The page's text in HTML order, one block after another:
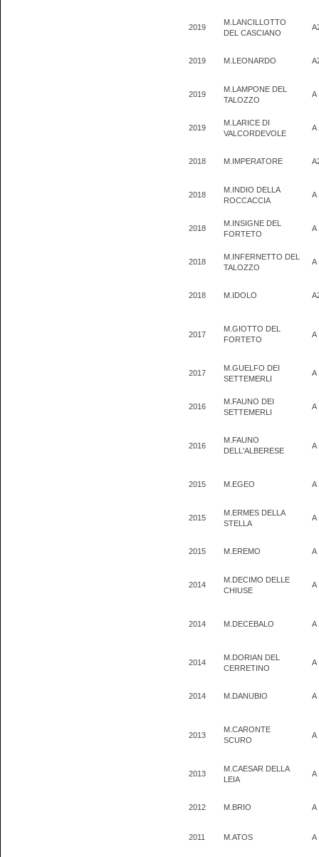
2019
M.LANCILLOTTO
DEL CASCIANO
2019 M.LEONARDO
2019
M.LAMPONE DEL
TALOZZO
A
2019
M.LARICE DI
VALCORDEVOLE
A
2018 M.IMPERATORE
2018
M.INDIO DELLA
ROCCACCIA
A
2018
M.INSIGNE DEL
FORTETO
A
2018
M.INFERNETTO DEL
TALOZZO
A
2018 M.IDOLO
2017
M.GIOTTO DEL
FORTETO
A
2017
M.GUELFO DEI
SETTEMERLI
A
2016
M.FAUNO DEI
SETTEMERLI
A
2016
M.FAUNO
DELL'ALBERESE
A
2015 M.EGEO A
2015
M.ERMES DELLA
STELLA
A
2015 M.EREMO A
2014
M.DECIMO DELLE
CHIUSE
A
2014 M.DECEBALO A
2014
M.DORIAN DEL
CERRETINO
A
2014 M.DANUBIO A
2013
M.CARONTE
SCURO
A
2013
M.CAESAR DELLA
LEIA
A
2012 M.BRIO A
2011 M.ATOS A